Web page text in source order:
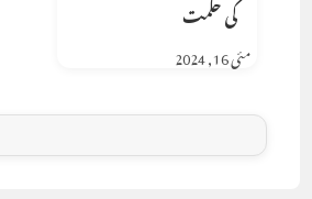
کی حکمت
مئی 16, 2024